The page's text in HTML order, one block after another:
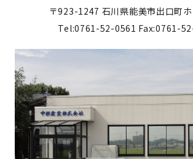
〒923-1247 石川県能美市出口町
Tel:0761-52-0561 Fax:0761-